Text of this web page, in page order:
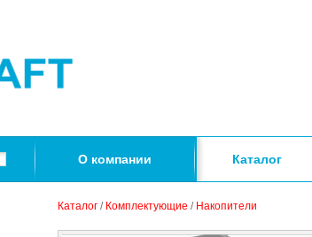
О компании Каталог
Каталог / Комплектующие / Накопители